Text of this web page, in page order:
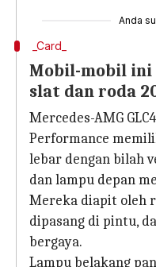
Anda
_Card_
Mobil-mobil
slat dan roda
Mercedes-AMG
Performance
lebar dengan bilah
dan lampu depan
Mereka diapit oleh
dipasang di pintu,
bergaya.
Lampu belakang